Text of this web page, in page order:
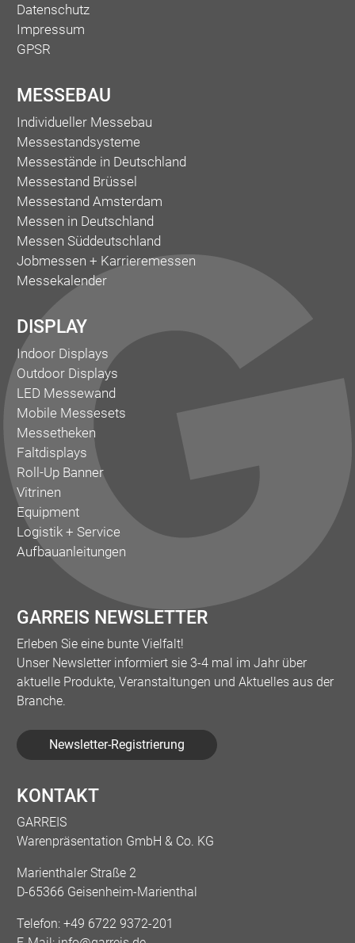
Datenschutz
Impressum
GPSR
MESSEBAU
Individueller Messebau
Messestandsysteme
Messestände in Deutschland
Messestand Brüssel
Messestand Amsterdam
Messen in Deutschland
Messen Süddeutschland
Jobmessen + Karrieremessen
Messekalender
DISPLAY
Indoor Displays
Outdoor Displays
LED Messewand
Mobile Messesets
Messetheken
Faltdisplays
Roll-Up Banner
Vitrinen
Equipment
Logistik + Service
Aufbauanleitungen
GARREIS NEWSLETTER
Erleben Sie eine bunte Vielfalt!
Unser Newsletter informiert sie 3-4 mal im Jahr über
aktuelle Produkte, Veranstaltungen und Aktuelles aus der
Branche.
Newsletter-Registrierung
KONTAKT
GARREIS
Warenpräsentation GmbH & Co. KG
Marienthaler Straße 2
D-65366 Geisenheim-Marienthal
Telefon: +49 6722 9372-201